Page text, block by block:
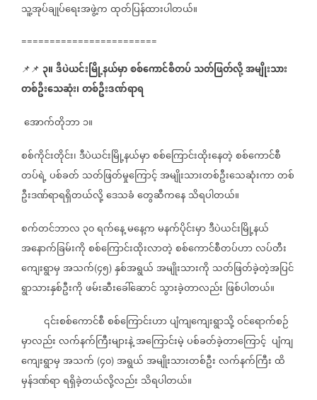
သူ့အုပ်ချုပ်ရေးအဖွဲ့ကထုတ်ပြန်ထားပါတယ်။
========================
📌📌 ၃။ဒီပဲယင်းမြို့နယ်မှာစစ်ကောင်စီတပ်သတ်ဖြတ်လို့အမျိုးသား
တစ်ဦးသေဆုံး၊တစ်ဦးဒဏ်ရာရ
အောက်တိုဘာ၁။
စစ်ကိုင်းတိုင်း၊ဒီပဲယင်းမြို့နယ်မှာစစ်ကြောင်းထိုးနေတဲ့စစ်ကောင်စီ
တပ်ရဲ့ပစ်ခတ် သတ်ဖြတ်မှုကြောင့်အမျိုးသားတစ်ဦးသေဆုံးကာတစ်
ဦးဒဏ်ရာရရှိတယ်လို့ဒေသခံတွေဆီကနေသိရပါတယ်။
စက်တင်ဘာလ ၃၀ရက်နေ့မနေ့ကမနက်ပိုင်းမှာဒီပဲယင်းမြို့နယ်
အနောက်ခြမ်းကိုစစ်ကြောင်းထိုးလာတဲ့စစ်ကောင်စီတပ်ဟာလပ်တီး
ကျေးရွာမှအသက်(၄၅) နှစ်အရွယ်အမျိုးသားကို သတ်ဖြတ်ခဲ့တဲ့အပြင်
ရွာသားနှစ်ဦးကိုဖမ်းဆီးခေါ်ဆောင်သွားခဲ့တာလည်း ဖြစ်ပါတယ်။
၎င်းစစ်ကောင်စီစစ်ကြောင်းဟာပျံကျကျေးရွာသို့ဝင်ရောက်စဉ်
မှာလည်းလက်နက်ကြီးများနဲ့အကြောင်းမဲ့ပစ်ခတ်ခဲ့တာကြောင့် ပျံကျ
ကျေးရွာမှအသက် (၄၀) အရွယ်အမျိုးသားတစ်ဦးလက်နက်ကြီးထိ
မှန်ဒဏ်ရာရရှိခဲ့တယ်လို့လည်း သိရပါတယ်။